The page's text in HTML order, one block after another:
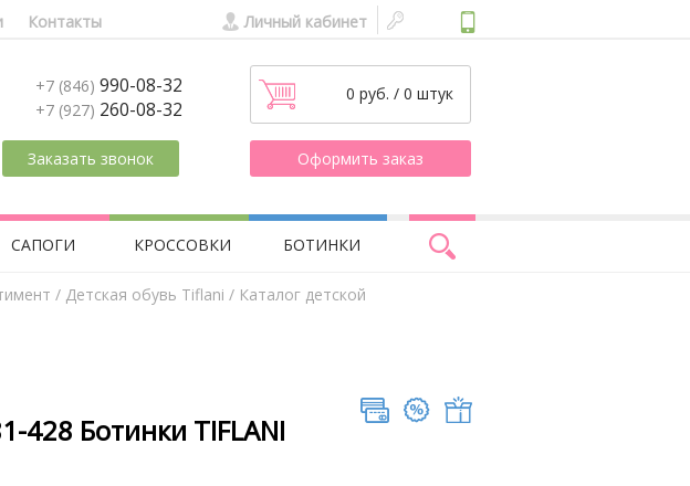
Контакты Личный кабинет
+7 (846) 990-08-32
+7 (927) 260-08-32
Заказать звонок
0 руб. / 0 штук
Оформить заказ
САПОГИ КРОССОВКИ БОТИНКИ
/ Детская обувь Tiflani / Каталог детской
428 Ботинки TIFLANI